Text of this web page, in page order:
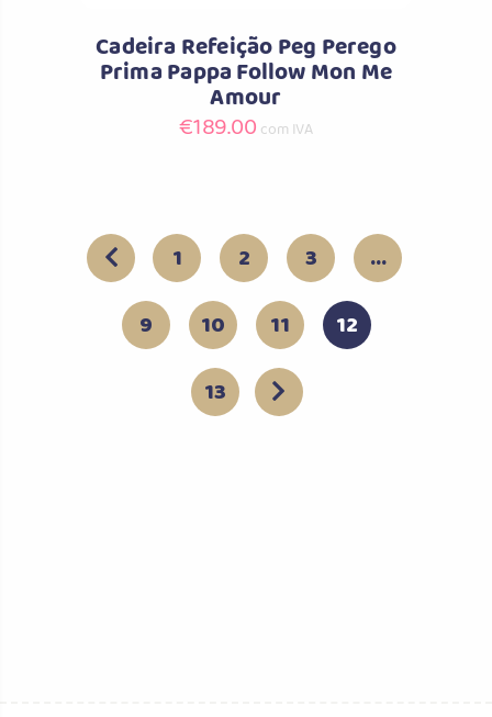
Cadeira Refeição Peg Perego
Prima Pappa Follow Mon Me
Amour
€189.00 com IVA
1 2 3
…
9
10 11
12
13